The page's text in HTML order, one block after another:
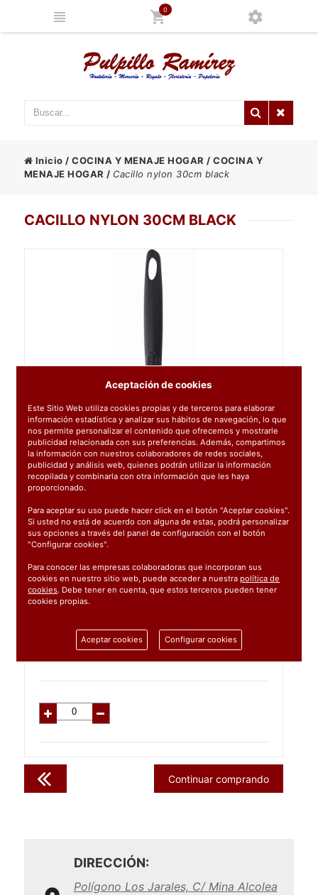
0
Inicio /COCINA Y MENAJE HOGAR /COCINA Y
MENAJE HOGAR / Cacillo nylon 30cm black
CACILLO NYLON 30CM BLACK
Ref: 68608
Continuar comprando
DIRECCIÓN:
Polígono Los Jarales, C/ Mina Alcolea
Aceptación de cookies
Este Sitio Web utiliza cookies propias y de terceros para elaborar
información estadística y analizar sus hábitos de navegación, lo que
nos permite personalizar el contenido que ofrecemos y mostrarle
publicidad relacionada con sus preferencias. Además, compartimos
la información con nuestros colaboradores de redes sociales,
publicidad y análisis web, quienes podrán utilizar la información
recopilada y combinarla con otra información que les haya
proporcionado.
Para aceptar su uso puede hacer click en el botón "Aceptar cookies".
Si usted no está de acuerdo con alguna de estas, podrá personalizar
sus opciones a través del panel de configuración con el botón
"Configurar cookies".
Para conocer las empresas colaboradoras que incorporan sus
cookies en nuestro sitio web, puede acceder a nuestrapolítica de
cookies. Debe tener en cuenta, que estos terceros pueden tener
cookies propias.
Aceptar cookies Configurar cookies